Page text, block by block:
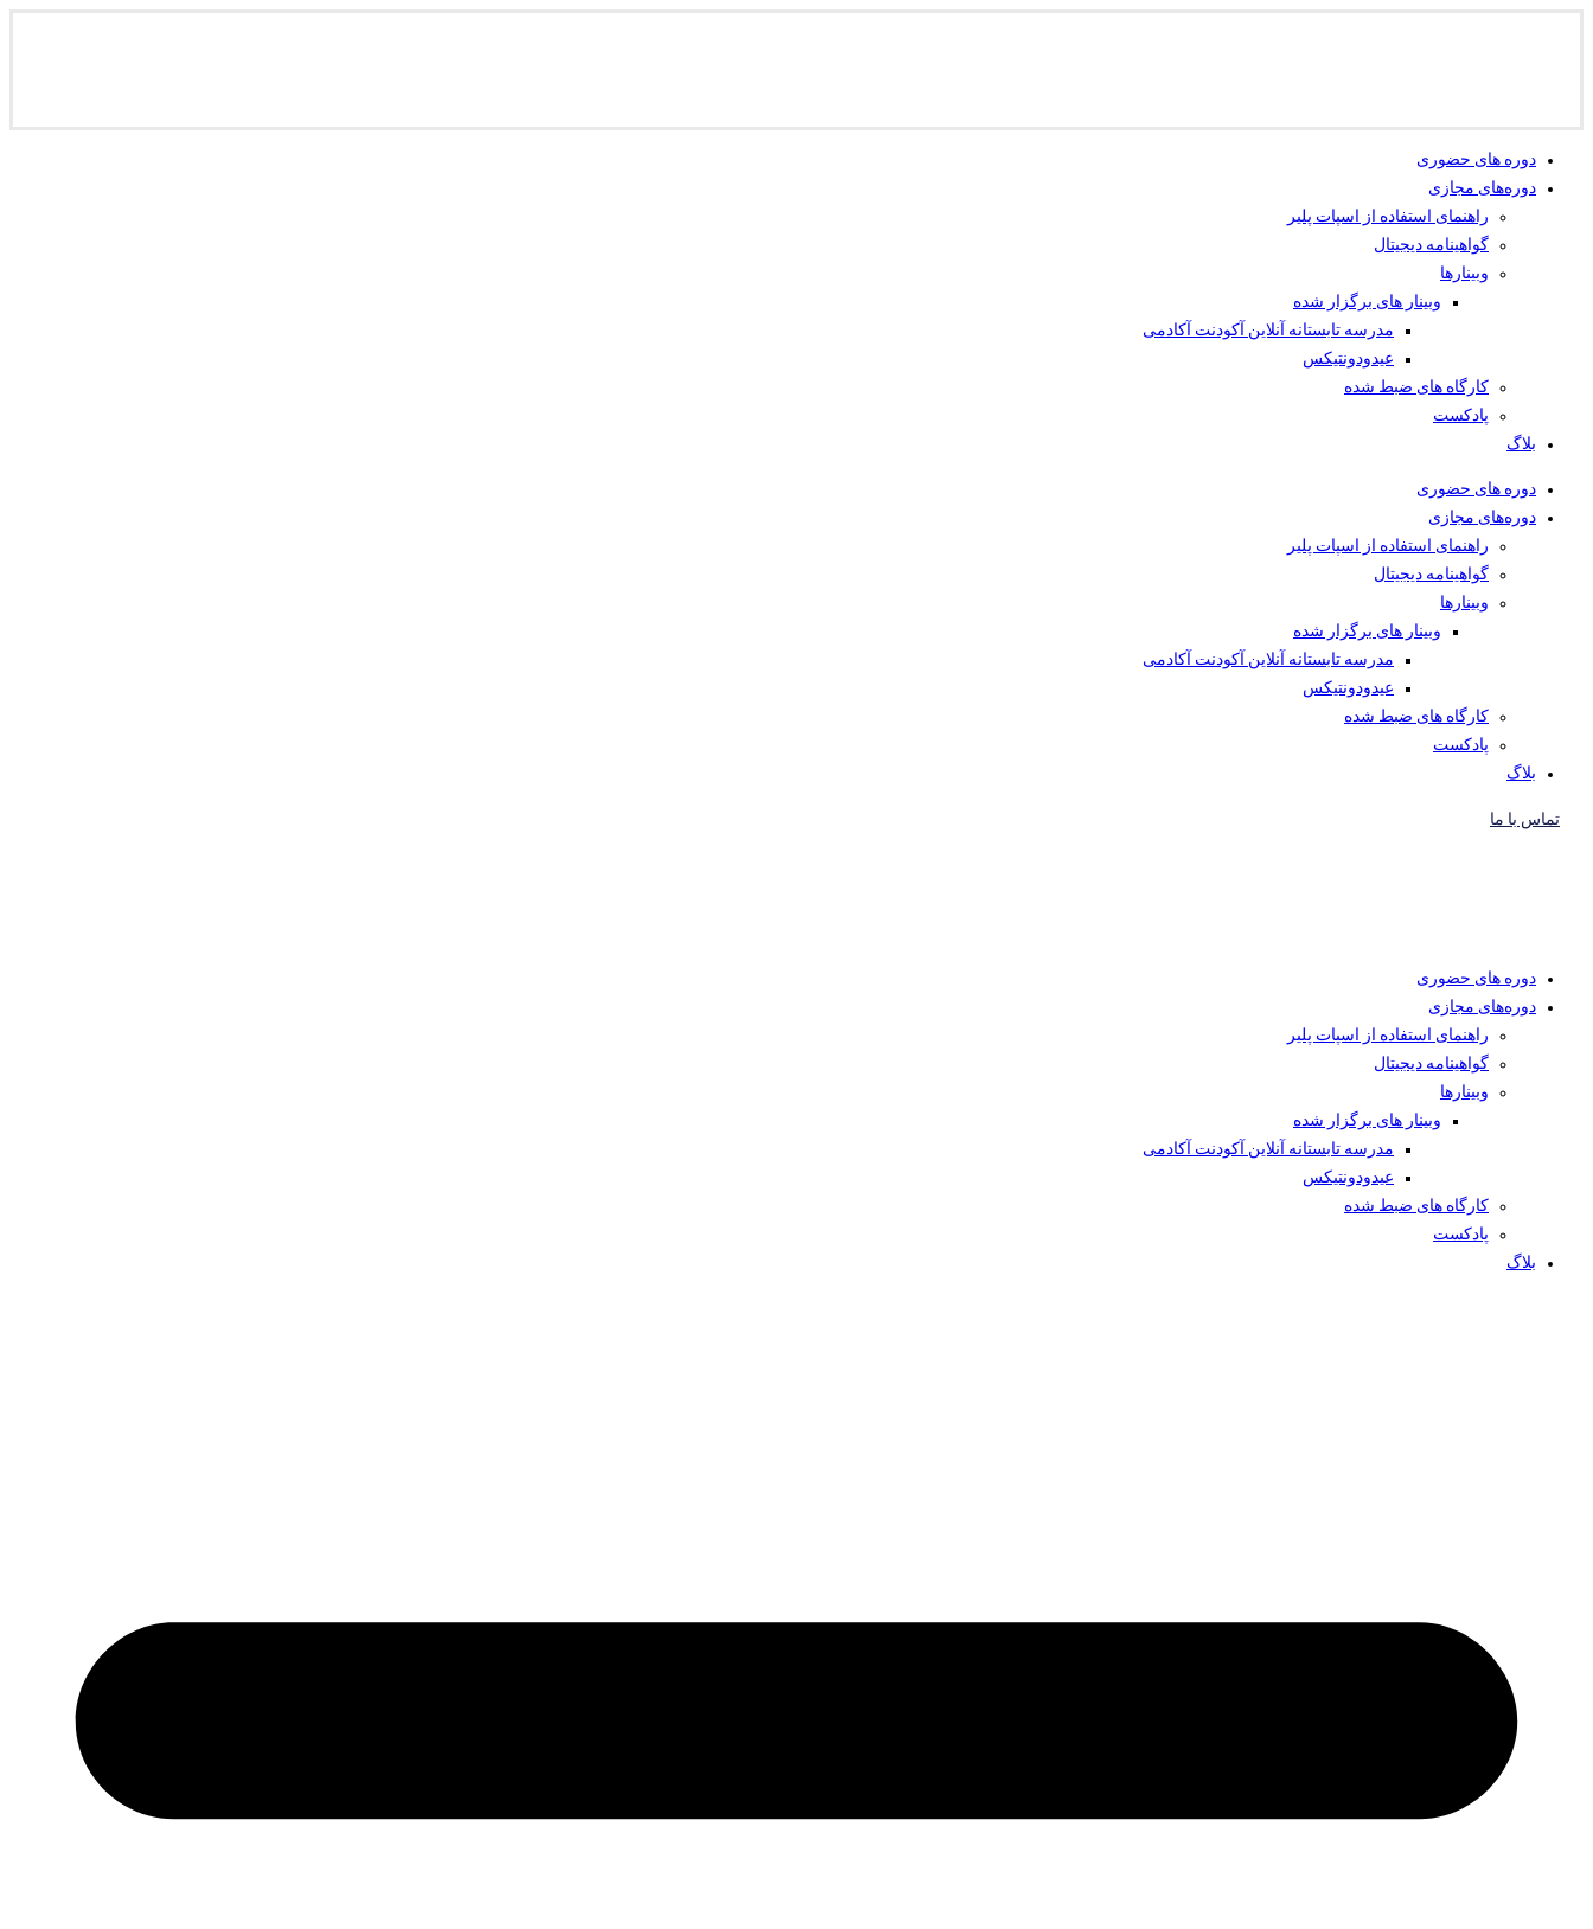
دوره های حضوری
دوره‌های مجازی
راهنمای استفاده از اسپات پلیر
گواهینامه دیجیتال
وبینار‌ها
وبینار های برگزار شده
مدرسه تابستانه آنلاین آکودنت آکادمی
عیدودونتیکس
کارگاه های ضبط شده
پادکست
بلاگ
دوره های حضوری
دوره‌های مجازی
راهنمای استفاده از اسپات پلیر
گواهینامه دیجیتال
وبینار‌ها
وبینار های برگزار شده
مدرسه تابستانه آنلاین آکودنت آکادمی
عیدودونتیکس
کارگاه های ضبط شده
پادکست
بلاگ
تماس با ما
دوره های حضوری
دوره‌های مجازی
راهنمای استفاده از اسپات پلیر
گواهینامه دیجیتال
وبینار‌ها
وبینار های برگزار شده
مدرسه تابستانه آنلاین آکودنت آکادمی
عیدودونتیکس
کارگاه های ضبط شده
پادکست
بلاگ